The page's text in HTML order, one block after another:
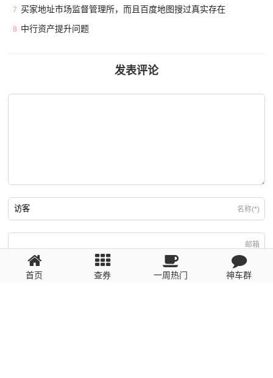
7 买家地址市场监督管理所，而且百度地图搜过真实存在
8 中行资产提升问题
发表评论
名称(*)
邮箱
回复需填写必要信息
首页 查券 一周热门 神车群